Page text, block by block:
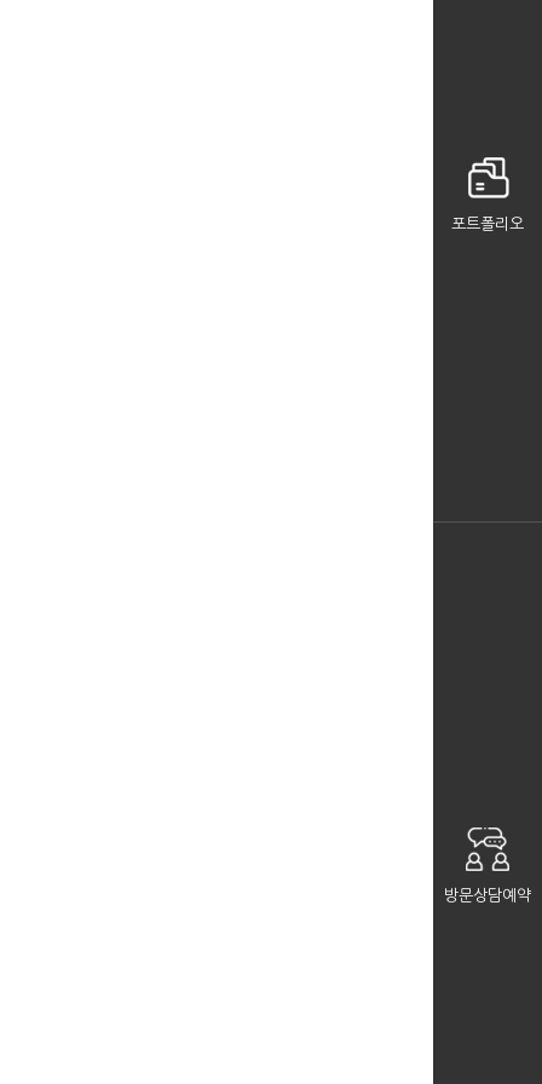
포트폴리오
방문상담예약